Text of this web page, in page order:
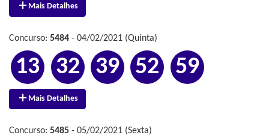
Mais Detalhes
Concurso: 5484 - 04/02/2021 (Quinta)
13 32 39 52 59
Mais Detalhes
Concurso: 5485 - 05/02/2021 (Sexta)